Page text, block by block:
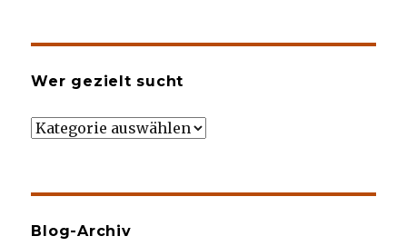
Wer gezielt sucht
Wer
Blog-Archiv